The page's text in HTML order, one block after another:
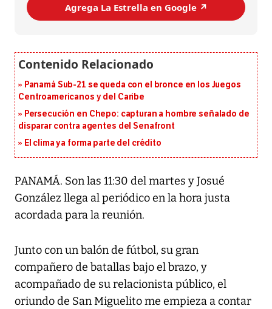
Agrega La Estrella en Google ↗️
Panamá Sub-21 se queda con el bronce en los Juegos
Centroamericanos y del Caribe
Persecución en Chepo: capturan a hombre señalado de
disparar contra agentes del Senafront
El clima ya forma parte del crédito
PANAMÁ. Son las 11:30 del martes y Josué
González llega al periódico en la hora justa
acordada para la reunión.
Junto con un balón de fútbol, su gran
compañero de batallas bajo el brazo, y
acompañado de su relacionista público, el
oriundo de San Miguelito me empieza a contar